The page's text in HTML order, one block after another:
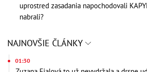
uprostred zasadania napochodovali
nabrali?
NAJNOVŠIE ČLÁNKY
01:30